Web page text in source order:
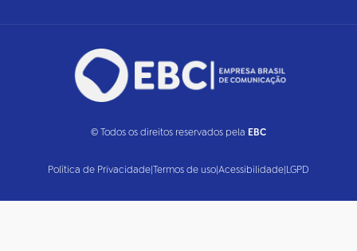
© Todos os direitos reservados pela EBC
Política de Privacidade|Termos de uso|Acessibilidade|LGPD